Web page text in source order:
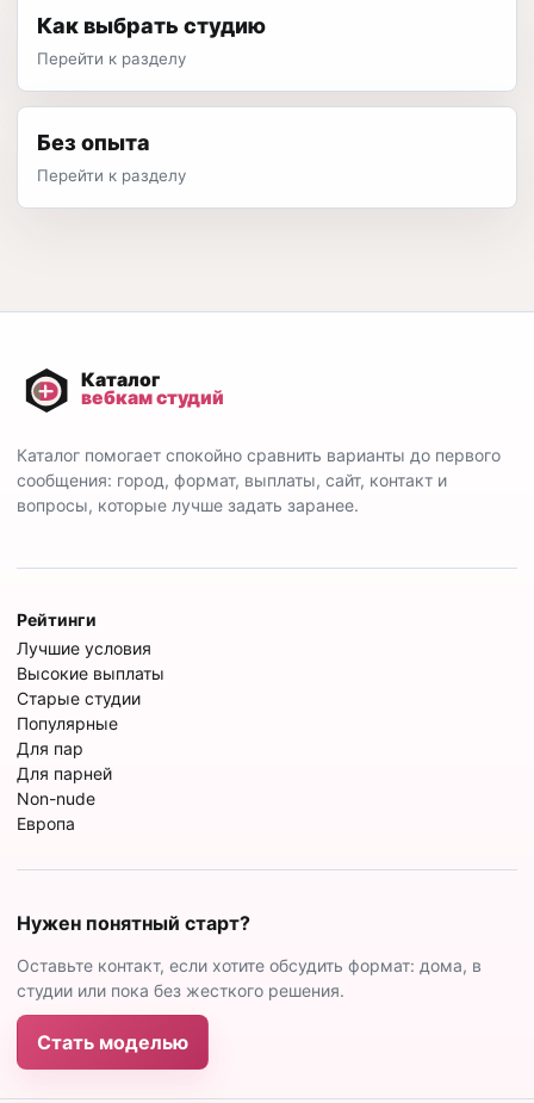
Как выбрать студию
Перейти к разделу
Без опыта
Перейти к разделу
Каталог помогает спокойно сравнить варианты до первого
сообщения: город, формат, выплаты, сайт, контакт и
вопросы, которые лучше задать заранее.
Рейтинги
Лучшие условия
Высокие выплаты
Старые студии
Популярные
Для пар
Для парней
Non-nude
Европа
Нужен понятный старт?
Оставьте контакт, если хотите обсудить формат: дома, в
студии или пока без жесткого решения.
Стать моделью